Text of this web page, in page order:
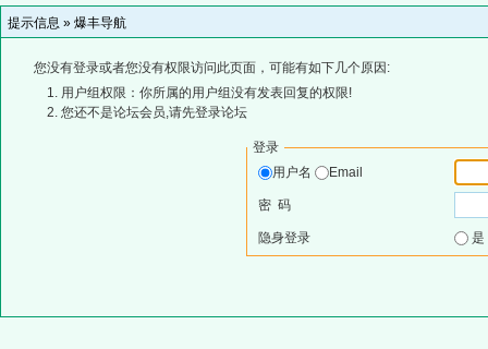
提示信息 » 爆丰导航
您没有登录或者您没有权限访问此页面，可能有如下几个原因:
用户组权限：你所属的用户组没有发表回复的权限!
您还不是论坛会员,请先登录论坛
登录
用户名
Email
密 码
隐身登录